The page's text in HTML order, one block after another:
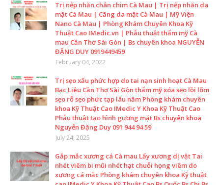
Trị nếp nhăn chân chim Cà Mau | Trị nếp nhăn da
mặt Cà Mau | Căng da mặt Cà Mau | Mỹ Viện
Nano Cà Mau | Phòng Khám Chuyên Khoa Kỹ
Thuật Cao IMedic.vn | Phẫu thuật thẩm mỹ Cà
mau Cần Thơ Sài Gòn | Bs chuyên khoa NGUYỄN
ĐẶNG DUY 0919449459
February 04, 2022
Trị sẹo xấu phức hợp do tai nạn sinh hoạt Cà Mau
Bạc Liêu Cần Thơ Sài Gòn thẩm mỹ xóa sẹo lồi lõm
sẹo rỗ sẹo phức tạp lâu năm Phòng khám chuyên
khoa Kỹ Thuật Cao IMedic Y Khoa Kỹ Thuật Cao
Phẫu thuật tạo hình gương mặt Bs chuyên khoa
Nguyễn Đặng Duy 091 944 94 59
July 24, 2025
Gắp mắc xương cá Cà mau Lấy xương dị vật Tai
nhét viêm bi mũi nhét hạt chuỗi họng viêm do
xương cá mắc Phòng khám chuyên khoa Kỹ thuật